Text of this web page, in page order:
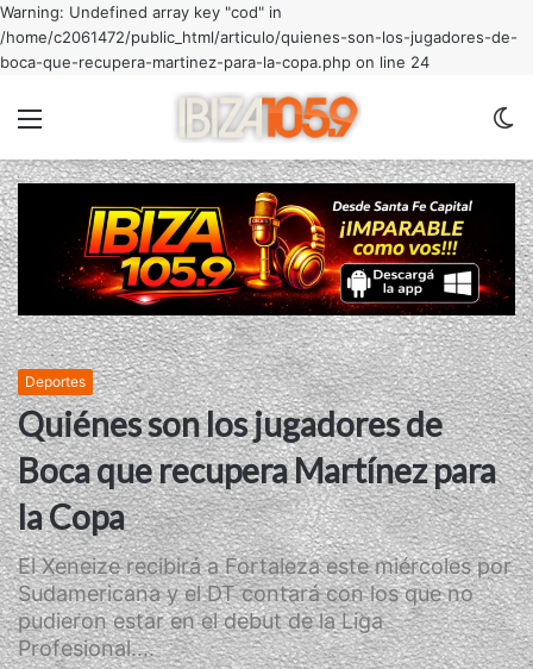
Warning: Undefined array key "cod" in
/home/c2061472/public_html/articulo/quienes-son-los-jugadores-de-
boca-que-recupera-martinez-para-la-copa.php on line 24
Deportes
Quiénes son los jugadores de
Boca que recupera Martínez para
la Copa
El Xeneize recibirá a Fortaleza este miércoles por
Sudamericana y el DT contará con los que no
pudieron estar en el debut de la Liga
Profesional....